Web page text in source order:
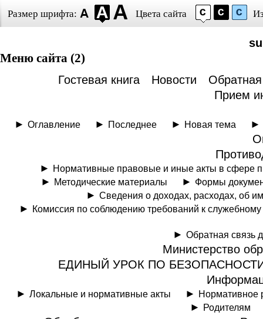
Размер шрифта: Цвета сайта
Меню сайта (2)
Гостевая книга Новости
Прием
Оглавление Последнее Новая тема
Нормативные правовые и иные акты в сфере
Методические материалы
Формы
Сведения о доходах, расходах, об
Комиссия по соблюдению требований к
Обратная связь
Министерство
ЕДИНЫЙ УРОК ПО
Локальные и нормативные акты
Нормативное
Родителям